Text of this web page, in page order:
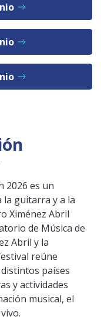
2026 es un
la guitarra y a la
Ximénez Abril
de Música de
Abril y la
reúne
países
y actividades
musical, el